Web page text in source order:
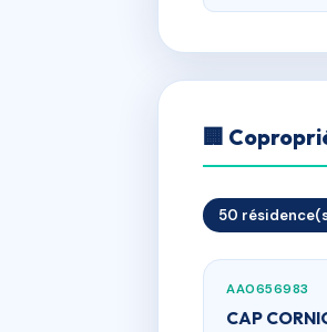
🏢
50
AA0656983
CAP